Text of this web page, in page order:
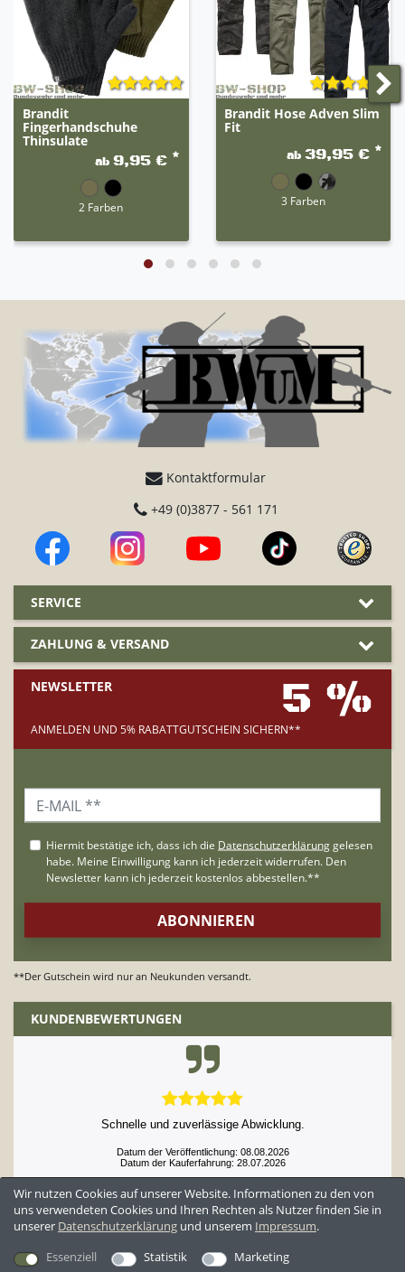
Brandit
Fingerhandschuhe
Thinsulate
ab 9,95 € *
2 Farben
Brandit Hose Adven Slim
Fit
ab 39,95 € *
3 Farben
Kontaktformular
+49 (0)3877 - 561 171
SERVICE
ZAHLUNG & VERSAND
NEWSLETTER 5 %
ANMELDEN UND 5% RABATTGUTSCHEIN SICHERN**
**Der Gutschein wird nur an Neukunden versandt.
KUNDENBEWERTUNGEN
Schnelle und zuverlässige Abwicklung.
Datum der Veröffentlichung: 08.08.2026
Datum der Kauferfahrung: 28.07.2026
Wir nutzen Cookies auf unserer Website. Informationen zu den von
uns verwendeten Cookies und Ihren Rechten als Nutzer finden Sie in
unserer Daten­schutz­erklärung und unserem Impressum.
Essenziell
Statistik
Marketing